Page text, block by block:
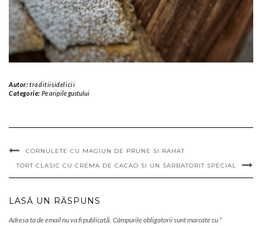
Autor:traditiisidelicii
Categorie: Pe aripile gustului
CORNULETE CU MAGIUN DE PRUNE SI RAHAT
TORT CLASIC CU CREMA DE CACAO SI UN SARBATORIT SPECIAL
LASĂ UN RĂSPUNS
Adresa ta de email nu va fi publicată. Câmpurile obligatorii sunt marcate cu *